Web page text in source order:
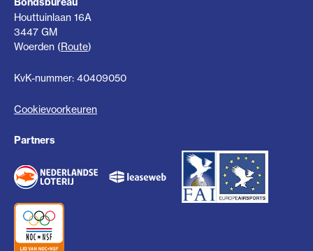
Houttuinlaan 16A
3447 GM
Woerden (Route)
KvK-nummer: 40409050
Cookievoorkeuren
Partners